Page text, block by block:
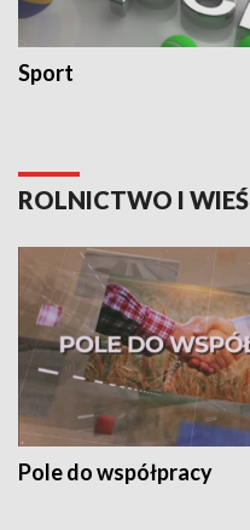
Sport
ROLNICTWO I WIEŚ
Pole do współpracy